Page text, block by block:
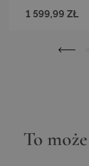
1 599,99 ZŁ
To